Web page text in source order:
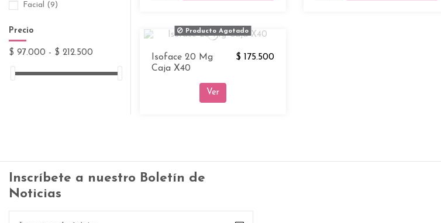
Producto Agotado
Isoface 20 Mg
Caja X40
$ 175.500
Ver
Facial (9)
Precio
$ 97.000 - $ 212.500
Inscríbete a nuestro Boletín de
Noticias